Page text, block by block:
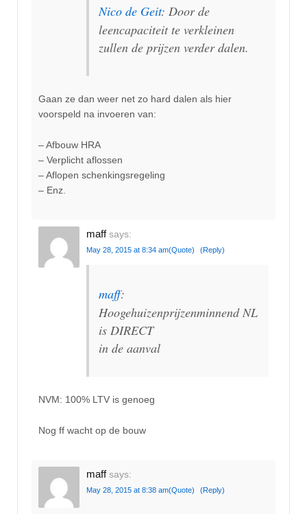
Nico de Geit: Door de
leencapaciteit te verkleinen
zullen de prijzen verder dalen.
Gaan ze dan weer net zo hard dalen als hier
voorspeld na invoeren van:
– Afbouw HRA
– Verplicht aflossen
– Aflopen schenkingsregeling
– Enz.
maff says:
May 28, 2015 at 8:34 am(Quote) (Reply)
maff:
Hoogehuizenprijzenminnend NL
is DIRECT
in de aanval
NVM: 100% LTV is genoeg
Nog ff wacht op de bouw
maff says:
May 28, 2015 at 8:38 am(Quote) (Reply)